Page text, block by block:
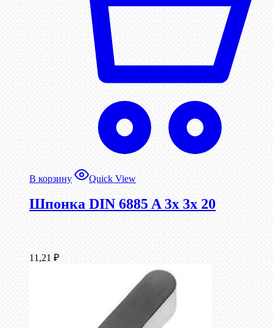
В корзину Quick View
Шпонка DIN 6885 A 3x 3x 20
11,21 ₽